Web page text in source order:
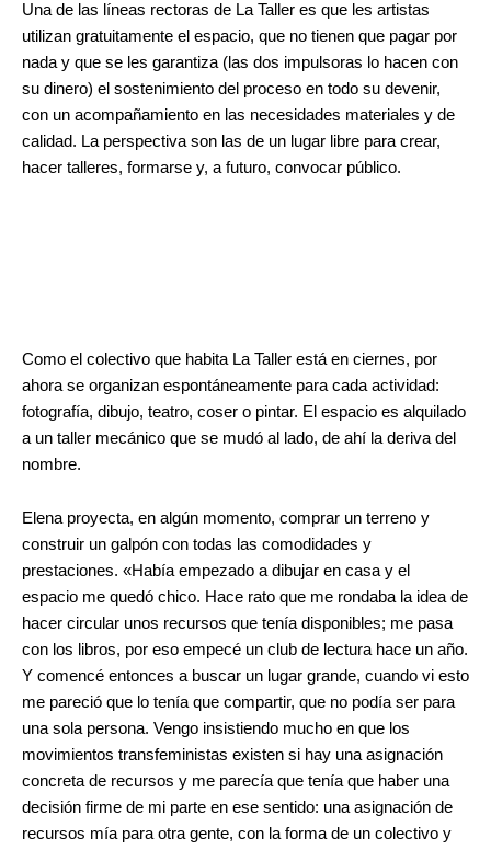
Una de las líneas rectoras de La Taller es que les artistas
utilizan gratuitamente el espacio, que no tienen que pagar por
nada y que se les garantiza (las dos impulsoras lo hacen con
su dinero) el sostenimiento del proceso en todo su devenir,
con un acompañamiento en las necesidades materiales y de
calidad. La perspectiva son las de un lugar libre para crear,
hacer talleres, formarse y, a futuro, convocar público.
Como el colectivo que habita La Taller está en ciernes, por
ahora se organizan espontáneamente para cada actividad:
fotografía, dibujo, teatro, coser o pintar. El espacio es alquilado
a un taller mecánico que se mudó al lado, de ahí la deriva del
nombre.
Elena proyecta, en algún momento, comprar un terreno y
construir un galpón con todas las comodidades y
prestaciones. «Había empezado a dibujar en casa y el
espacio me quedó chico. Hace rato que me rondaba la idea de
hacer circular unos recursos que tenía disponibles; me pasa
con los libros, por eso empecé un club de lectura hace un año.
Y comencé entonces a buscar un lugar grande, cuando vi esto
me pareció que lo tenía que compartir, que no podía ser para
una sola persona. Vengo insistiendo mucho en que los
movimientos transfeministas existen si hay una asignación
concreta de recursos y me parecía que tenía que haber una
decisión firme de mi parte en ese sentido: una asignación de
recursos mía para otra gente, con la forma de un colectivo y